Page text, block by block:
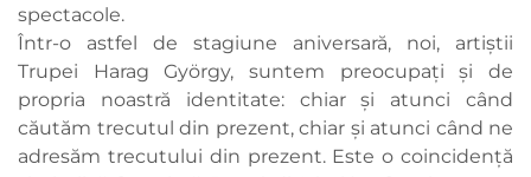
spectacole.
Într-o astfel de stagiune aniversară, noi, artiștii
Trupei Harag György, suntem preocupați și de
propria noastră identitate: chiar și atunci când
căutăm trecutul din prezent, chiar și atunci când ne
adresăm trecutului din prezent. Este o coincidență